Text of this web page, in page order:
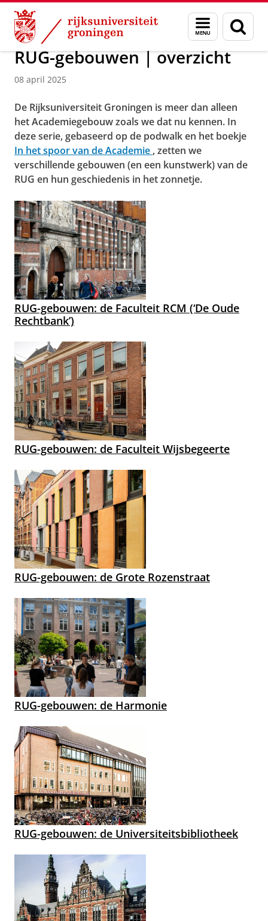
Skip
Content
Skip
Navigation
Menu
en
zoeken
Over ons Actueel Nieuws Nieuwsberichten
RUG-gebouwen | overzicht
08 april 2025
De Rijksuniversiteit Groningen is meer dan alleen
het Academiegebouw zoals we dat nu kennen. In
deze serie, gebaseerd op de podwalk en het boekje
In het spoor van de Academie , zetten we
verschillende gebouwen (en een kunstwerk) van de
RUG en hun geschiedenis in het zonnetje.
RUG-gebouwen: de Faculteit RCM (‘De Oude
Rechtbank’)
RUG-gebouwen: de Faculteit Wijsbegeerte
RUG-gebouwen: de Grote Rozenstraat
RUG-gebouwen: de Harmonie
RUG-gebouwen: de Universiteitsbibliotheek